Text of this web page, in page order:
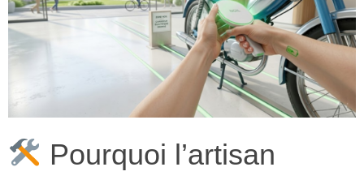
Pourquoi l’artisan